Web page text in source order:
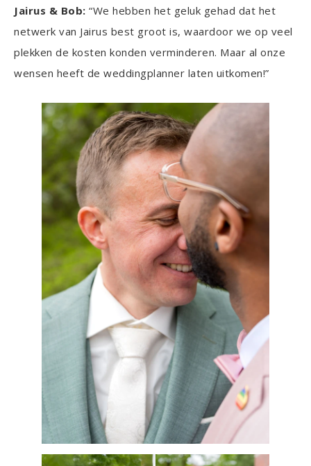
Jairus & Bob: “We hebben het geluk gehad dat het
netwerk van Jairus best groot is, waardoor we op veel
plekken de kosten konden verminderen. Maar al onze
wensen heeft de weddingplanner laten uitkomen!”